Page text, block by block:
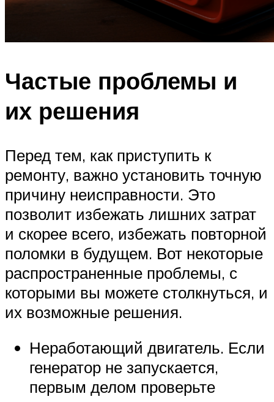
Частые проблемы и
их решения
Перед тем, как приступить к
ремонту, важно установить точную
причину неисправности. Это
позволит избежать лишних затрат
и скорее всего, избежать повторной
поломки в будущем. Вот некоторые
распространенные проблемы, с
которыми вы можете столкнуться, и
их возможные решения.
Неработающий двигатель. Если
генератор не запускается,
первым делом проверьте